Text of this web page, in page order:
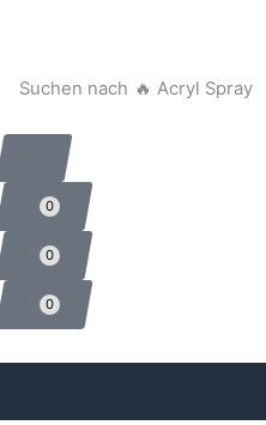
Suchen nach 🔥 Acryl Spray
0
0
0